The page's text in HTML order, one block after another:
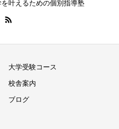
叶えるための個別指導塾
大学受験コース
校舎案内
ブログ